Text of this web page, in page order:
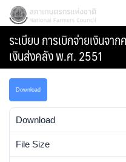
Skip
content
สภาเกษตรกรแห่งชาติ
ระเบียบ การเบิกจ่ายเงินจา
เงินส่งคลัง พ.ศ. 2551
Download
Download
File Size